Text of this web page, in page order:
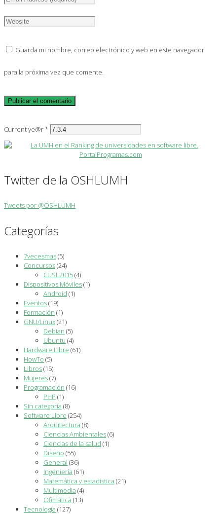
Guarda mi nombre, correo electrónico y web en este navegador
para la próxima vez que comente.
Current ye@r*
Twitter de la OSHLUMH
Tweets por @OSHLUMH
Categorías
7vecesmas(5)
Concursos(24)
CUSL2015(4)
Dispositivos Móviles(1)
Android (1)
Eventos(19)
Formación (1)
GNU/Linux(21)
Debian (5)
Ubuntu (4)
Hardware Libre (61)
HowTo (5)
Libros(15)
Mujeres(7)
Programación (16)
PHP (1)
Sin categoría (8)
Software Libre (254)
Arquitectura (8)
Ciencias Ambientales(6)
Ciencias de la salud (1)
Diseño (55)
General (36)
Ingeniería (61)
Matemática y estadística (21)
Multimedia (4)
Ofimática (13)
Tecnología (127)